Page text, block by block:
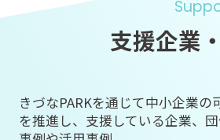
支援企業
きづなPARKを通じて中小企業の
を推進し、支援している企業、